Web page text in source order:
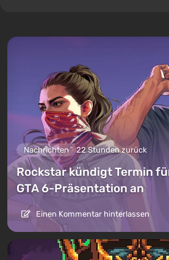
Nachrichten 22 Stunden zurück
Rockstar kündigt Termin
GTA 6-Präsentation an
Einen Kommentar hinterlassen